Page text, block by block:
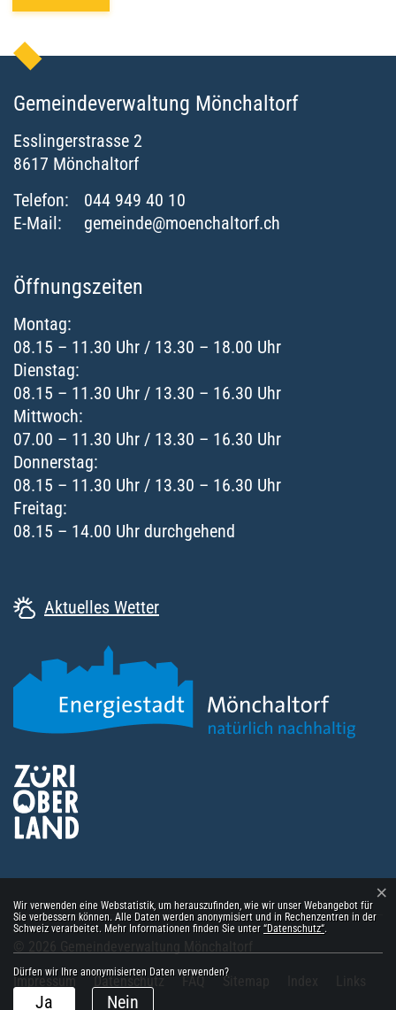
Gemeindeverwaltung Mönchaltorf
Esslingerstrasse 2
8617 Mönchaltorf
Telefon:
044 949 40 10
E-Mail:
gemeinde@moenchaltorf.ch
Öffnungszeiten
Montag:
08.15 – 11.30 Uhr / 13.30 – 18.00 Uhr
Dienstag:
08.15 – 11.30 Uhr / 13.30 – 16.30 Uhr
Mittwoch:
07.00 – 11.30 Uhr / 13.30 – 16.30 Uhr
Donnerstag:
08.15 – 11.30 Uhr / 13.30 – 16.30 Uhr
Freitag:
08.15 – 14.00 Uhr durchgehend
Aktuelles Wetter
Toolbar
Impressum Datenschutz FAQ Sitemap
Extranet
Webstatistik
Wir verwenden eine Webstatistik, um herauszufinden, wie wir unser Webangebot für
Sie verbessern können. Alle Daten werden anonymisiert und in Rechenzentren in der
Schweiz verarbeitet. Mehr Informationen finden Sie unter “Datenschutz“.
Dürfen wir Ihre anonymisierten Daten verwenden?
Ja Nein
×